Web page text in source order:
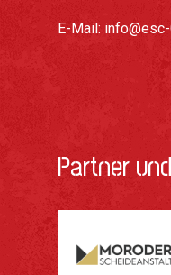
E-Mail:
Partner